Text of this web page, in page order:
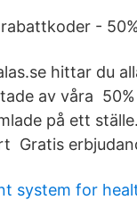
-
hittar du
av våra
på ett
Gratis
system for